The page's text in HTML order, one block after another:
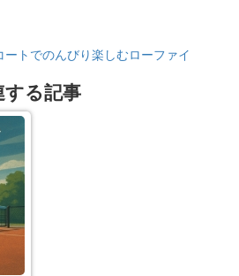
ートでのんびり楽しむローファイ
する記事